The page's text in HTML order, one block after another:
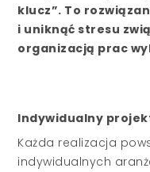
klucz”. To
i uniknąć stresu
organizacją prac
Indywidualny
Każda realizacja
indywidualnych